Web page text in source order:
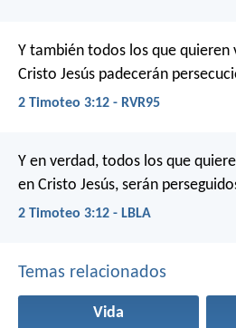
Y también todos los que
Cristo Jesús padecerán
2 Timoteo 3:12 - RVR95
Y en verdad, todos los que
en Cristo Jesús, serán
2 Timoteo 3:12 - LBLA
Temas relacionados
Vida